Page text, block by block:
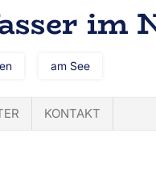
im
am See
KONTAKT